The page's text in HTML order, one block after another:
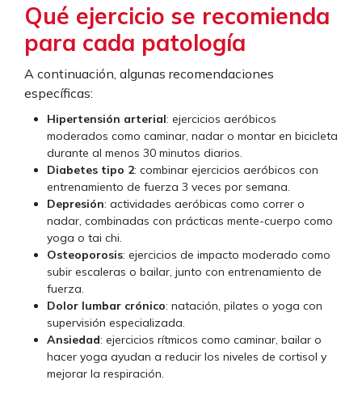
Qué ejercicio se recomienda
para cada patología
A continuación, algunas recomendaciones
específicas:
Hipertensión arterial: ejercicios aeróbicos
moderados como caminar, nadar o montar en bicicleta
durante al menos 30 minutos diarios.
Diabetes tipo 2: combinar ejercicios aeróbicos con
entrenamiento de fuerza 3 veces por semana.
Depresión: actividades aeróbicas como correr o
nadar, combinadas con prácticas mente-cuerpo como
yoga o tai chi.
Osteoporosis: ejercicios de impacto moderado como
subir escaleras o bailar, junto con entrenamiento de
fuerza.
Dolor lumbar crónico: natación, pilates o yoga con
supervisión especializada.
Ansiedad: ejercicios rítmicos como caminar, bailar o
hacer yoga ayudan a reducir los niveles de cortisol y
mejorar la respiración.